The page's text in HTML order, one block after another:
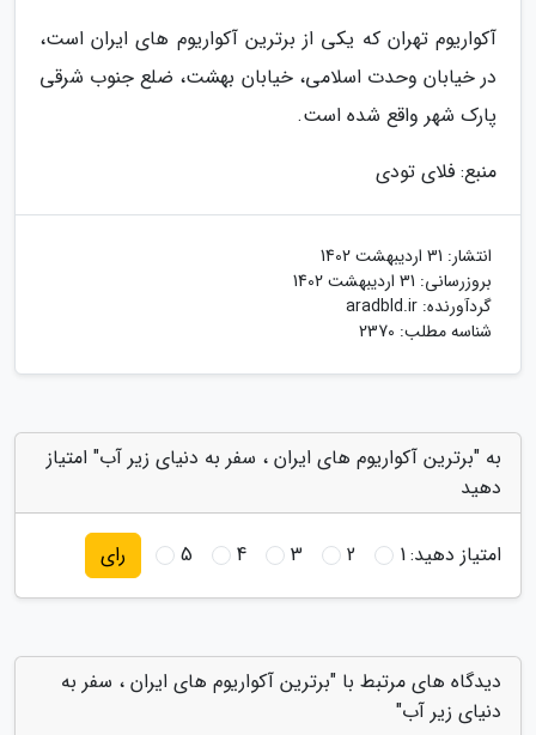
آکواریوم تهران که یکی از برترین آکواریوم های ایران است،
در خیابان وحدت اسلامی، خیابان بهشت، ضلع جنوب شرقی
پارک شهر واقع شده است.
منبع: فلای تودی
انتشار: 31 اردیبهشت 1402
بروزرسانی: 31 اردیبهشت 1402
گردآورنده: aradbld.ir
شناسه مطلب: 2370
به "برترین آکواریوم های ایران ، سفر به دنیای زیر آب" امتیاز
دهید
امتیاز دهید:1
2
3
4
5 رای
دیدگاه های مرتبط با "برترین آکواریوم های ایران ، سفر به
دنیای زیر آب"